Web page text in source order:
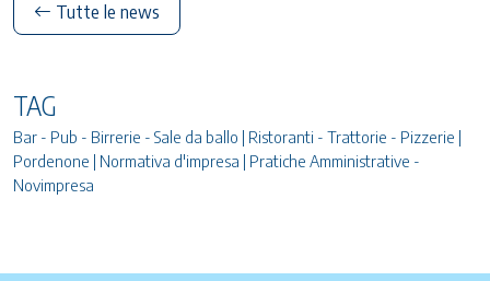
Tutte le news
TAG
Bar - Pub - Birrerie - Sale da ballo | Ristoranti - Trattorie - Pizzerie |
Pordenone | Normativa d'impresa | Pratiche Amministrative -
Novimpresa